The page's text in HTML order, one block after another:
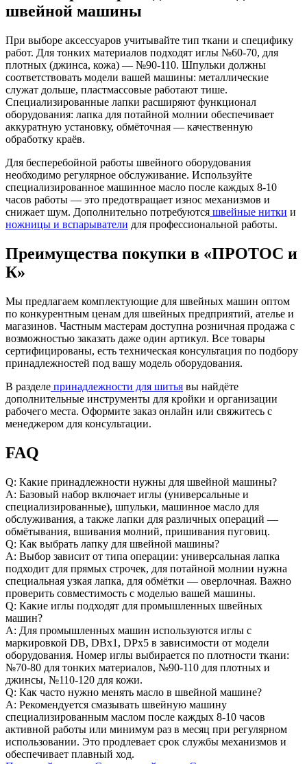
швейной машины
При выборе аксессуаров учитывайте тип ткани и специфику
работ. Для тонких материалов подходят иглы №60-70, для
плотных (джинса, кожа) — №90-110. Шпульки должны
соответствовать модели вашей машины: металлические
служат дольше, пластмассовые работают тише.
Специализированные лапки расширяют функционал
оборудования: лапка для потайной молнии обеспечивает
аккуратную установку, обмёточная — качественную
обработку краёв.
Для бесперебойной работы швейного оборудования
необходимо регулярное обслуживание. Используйте
специализированное машинное масло после каждых 8-10
часов работы — это предотвращает износ механизмов и
снижает шум. Дополнительно потребуются швейные нитки и
ножницы и вспарыватели для профессиональной работы.
Преимущества покупки в «ПРОТОС и
К»
Мы предлагаем комплектующие для швейных машин оптом
по конкурентным ценам для швейных предприятий, ателье и
магазинов. Частным мастерам доступна розничная продажа с
возможностью заказать даже один артикул. Все товары
сертифицированы, есть техническая консультация по подбору
принадлежностей под вашу модель оборудования.
В разделе принадлежности для шитья вы найдёте
дополнительные инструменты для кройки и организации
рабочего места. Оформите заказ онлайн или свяжитесь с
менеджером для консультации.
FAQ
Q: Какие принадлежности нужны для швейной машины?
A: Базовый набор включает иглы (универсальные и
специализированные), шпульки, машинное масло для
обслуживания, а также лапки для различных операций —
обмётывания, вшивания молний, пришивания пуговиц.
Q: Как выбрать лапку для швейной машины?
A: Выбор зависит от типа операции: универсальная лапка
подходит для прямых строчек, для потайной молнии нужна
специальная узкая лапка, для обмётки — оверлочная. Важно
проверить совместимость с моделью вашей машины.
Q: Какие иглы подходят для промышленных швейных
машин?
A: Для промышленных машин используются иглы с
маркировкой DB, DBx1, DPx5 в зависимости от модели
оборудования. Номер иглы выбирается по плотности ткани:
№70-80 для тонких материалов, №90-110 для плотных и
джинсы, №110-120 для кожи.
Q: Как часто нужно менять масло в швейной машине?
A: Рекомендуется смазывать швейную машину
специализированным маслом после каждых 8-10 часов
активной работы или минимум раз в месяц при регулярном
использовании. Это продлевает срок службы механизмов и
обеспечивает плавный ход.